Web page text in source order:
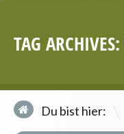
TAG ARCHIVES:
Du bist hier: